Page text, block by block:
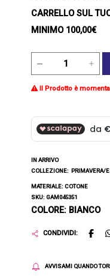
CARRELLO SUL
MINIMO 100,00€
Il Prodotto è
IN ARRIVO
COLLEZIONE: PRIMAVERA/
MATERIALE: COTONE
SKU: GAM045351
COLORE: BIANCO
CONDIVIDI:
AVVISAMI QUANDO